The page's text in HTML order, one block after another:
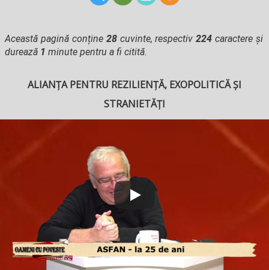
Această pagină conține 28cuvinte, respectiv224 caractere și
durează 1 minute pentru a fi citită.
ALIANȚA PENTRU REZILIENȚĂ, EXOPOLITICĂ ȘI
STRANIETĂȚI